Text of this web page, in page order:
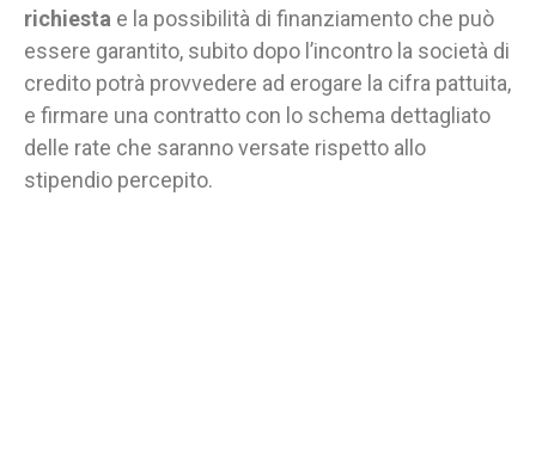
richiesta e la possibilità di finanziamento che può
essere garantito, subito dopo l’incontro la società di
credito potrà provvedere ad erogare la cifra pattuita,
e firmare una contratto con lo schema dettagliato
delle rate che saranno versate rispetto allo
stipendio percepito.